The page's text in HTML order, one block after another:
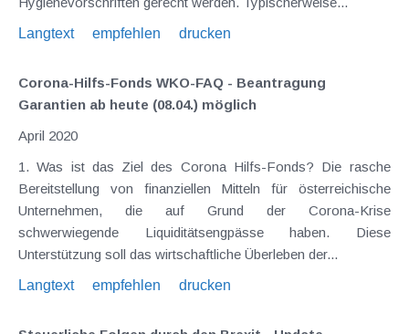
Langtext
empfehlen drucken
Corona-Hilfs-Fonds WKO-FAQ - Beantragung
Garantien ab heute (08.04.) möglich
April 2020
1. Was ist das Ziel des Corona Hilfs-Fonds? Die rasche
Bereitstellung von finanziellen Mitteln für österreichische
Unternehmen, die auf Grund der Corona-Krise
schwerwiegende Liquiditätsengpässe haben. Diese
Unterstützung soll das wirtschaftliche Überleben der...
Langtext
empfehlen drucken